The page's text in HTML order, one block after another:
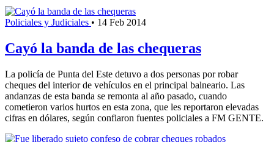
Policiales y Judiciales • 14 Feb 2014
Cayó la banda de las chequeras
La policía de Punta del Este detuvo a dos personas por robar
cheques del interior de vehículos en el principal balneario. Las
andanzas de esta banda se remonta al año pasado, cuando
cometieron varios hurtos en esta zona, que les reportaron elevadas
cifras en dólares, según confiaron fuentes policiales a FM GENTE.